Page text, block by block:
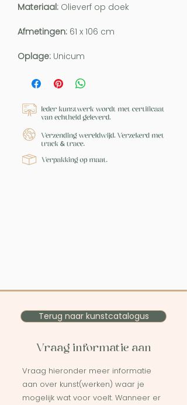
Materiaal: Olieverf op doek
Afmetingen: 61 x 106 cm
Oplage: Unicum
Terug naar kunstcatalogus
Vraag informatie aan
Vraag hieronder meer informatie
aan over kunst(werken) waar je
mogelijk wat voor voelt. Wanneer er